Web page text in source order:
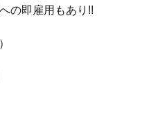
の即雇用もあり!!